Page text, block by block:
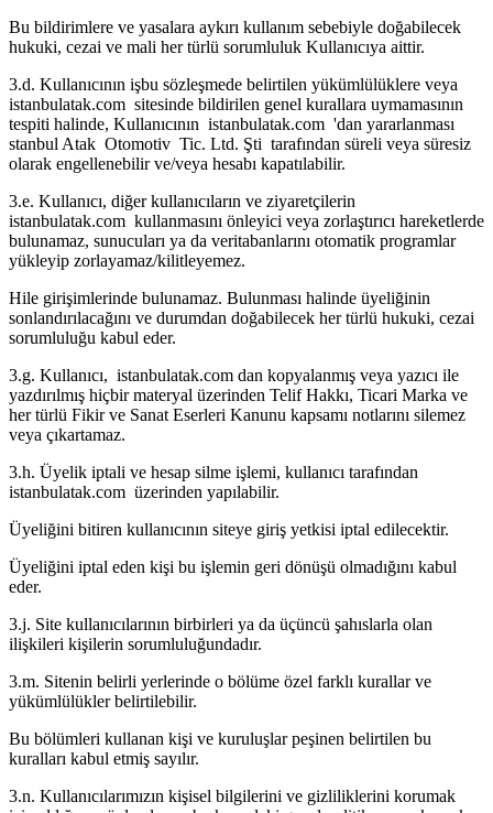
Bu bildirimlere ve yasalara aykırı kullanım sebebiyle doğabilecek
hukuki, cezai ve mali her türlü sorumluluk Kullanıcıya aittir.
3.d. Kullanıcının işbu sözleşmede belirtilen yükümlülüklere veya
istanbulatak.com sitesinde bildirilen genel kurallara uymamasının
tespiti halinde, Kullanıcının istanbulatak.com 'dan yararlanması
stanbul Atak Otomotiv Tic. Ltd. Şti tarafından süreli veya süresiz
olarak engellenebilir ve/veya hesabı kapatılabilir.
3.e. Kullanıcı, diğer kullanıcıların ve ziyaretçilerin
istanbulatak.com kullanmasını önleyici veya zorlaştırıcı hareketlerde
bulunamaz, sunucuları ya da veritabanlarını otomatik programlar
yükleyip zorlayamaz/kilitleyemez.
Hile girişimlerinde bulunamaz. Bulunması halinde üyeliğinin
sonlandırılacağını ve durumdan doğabilecek her türlü hukuki, cezai
sorumluluğu kabul eder.
3.g. Kullanıcı, istanbulatak.com dan kopyalanmış veya yazıcı ile
yazdırılmış hiçbir materyal üzerinden Telif Hakkı, Ticari Marka ve
her türlü Fikir ve Sanat Eserleri Kanunu kapsamı notlarını silemez
veya çıkartamaz.
3.h. Üyelik iptali ve hesap silme işlemi, kullanıcı tarafından
istanbulatak.com üzerinden yapılabilir.
Üyeliğini bitiren kullanıcının siteye giriş yetkisi iptal edilecektir.
Üyeliğini iptal eden kişi bu işlemin geri dönüşü olmadığını kabul
eder.
3.j. Site kullanıcılarının birbirleri ya da üçüncü şahıslarla olan
ilişkileri kişilerin sorumluluğundadır.
3.m. Sitenin belirli yerlerinde o bölüme özel farklı kurallar ve
yükümlülükler belirtilebilir.
Bu bölümleri kullanan kişi ve kuruluşlar peşinen belirtilen bu
kuralları kabul etmiş sayılır.
3.n. Kullanıcılarımızın kişisel bilgilerini ve gizliliklerini korumak